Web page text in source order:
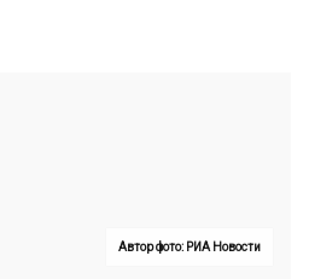
Автор фото: РИА Новости